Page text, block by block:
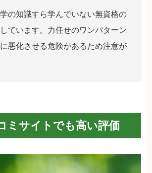
の知識すら学んでいない無資格の
ています。力任せのワンパターン
悪化させる危険があるため注意が
ミサイトでも高い評価